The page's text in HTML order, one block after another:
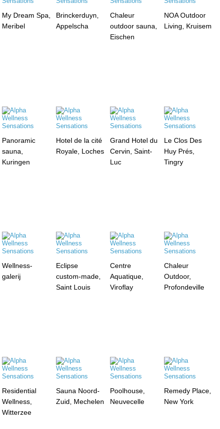
My Dream Spa,
Meribel
Brinckerduyn,
Appelscha
Chaleur
outdoor sauna,
Eischen
NOA Outdoor
Living, Kruisem
Panoramic
sauna,
Kuringen
Hotel de la cité
Royale, Loches
Grand Hotel du
Cervin, Saint-
Luc
Le Clos Des
Huy Prés,
Tingry
Wellness-
galerij
Eclipse
custom-made,
Saint Louis
Centre
Aquatique,
Viroflay
Chaleur
Outdoor,
Profondeville
Residential
Wellness,
Witterzee
Sauna Noord-
Zuid, Mechelen
Poolhouse,
Neuvecelle
Remedy Place,
New York